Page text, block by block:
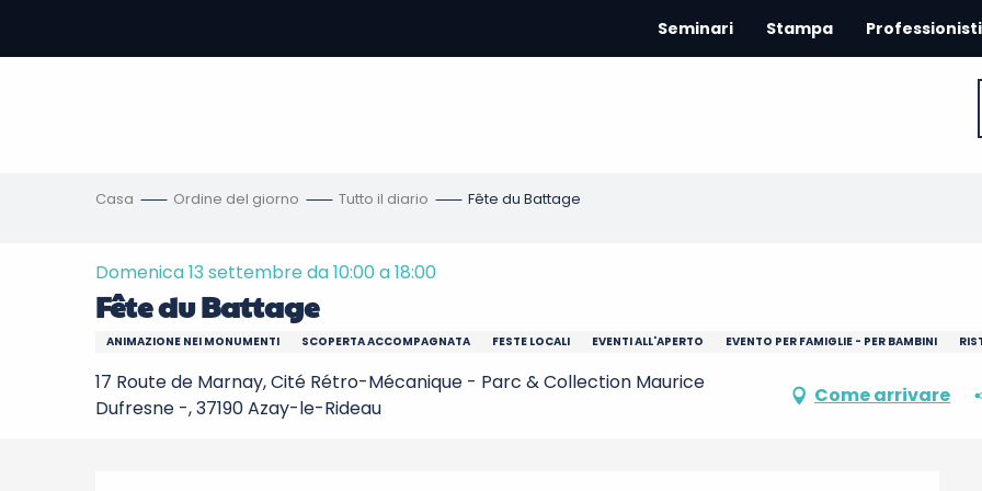
contenu
Seminari Stampa
Casa Ordine del giorno Tutto il diario Fête du Battage
Domenica 13 settembre da 10:00 a 18:00
Fête du Battage
ANIMAZIONE NEI MONUMENTI SCOPERTA ACCOMPAGNATA FESTE LOCALI EVENTI ALL'APERTO EVENTO PER FAMIGLIE - PER BAMBINI
17 Route de Marnay, Cité Rétro-Mécanique - Parc & Collection Maurice
Dufresne -, 37190 Azay-le-Rideau
Come arrivare